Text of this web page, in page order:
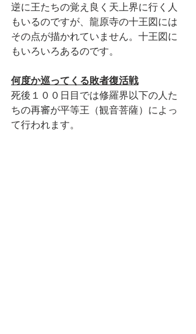
逆に王たちの覚え良く天上界に行く人
もいるのですが、龍原寺の十王図には
その点が描かれていません。十王図に
もいろいろあるのです。
何度か巡ってくる敗者復活戦
死後１００日目では修羅界以下の人た
ちの再審が平等王（観音菩薩）によっ
て行われます。